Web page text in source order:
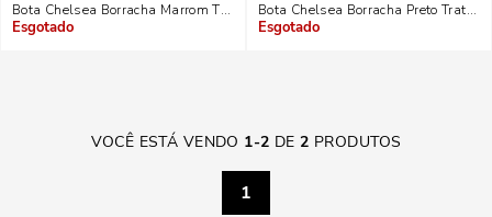
Bota Chelsea Borracha Marrom Tratorada
Indisponível
Bota Chelsea Borracha Preto
Indisponível
VOCÊ ESTÁ VENDO 1-2 DE2 PRODUTOS
1